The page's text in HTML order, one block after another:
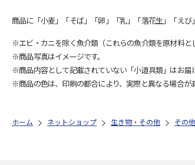
商品に「小麦」「そば」「卵」「乳」「落花生」「え
※エビ・カニを除く魚介類（これらの魚介類を原材料と
※商品写真はイメージです。
※商品内容として記載されていない「小道具類」はお届
※商品の色は、印刷の都合により、実際と異なる場合が
ホーム ネットショップ 生き物・その他 その他